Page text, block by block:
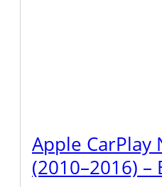
Apple CarPlay
(2010–2016) –